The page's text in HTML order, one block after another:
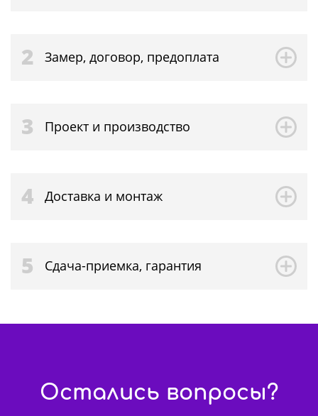
2 Замер, договор, предоплата
3 Проект и производство
4 Доставка и монтаж
5 Сдача-приемка, гарантия
Остались вопросы?